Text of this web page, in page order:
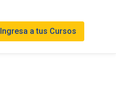
Ingresa a tus Cursos